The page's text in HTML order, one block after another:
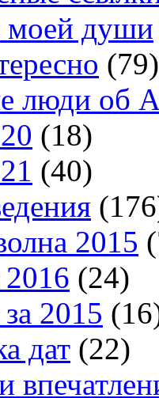
моей души
(79)
люди об
(18)
(40)
2015
(24)
2015
дат (22)